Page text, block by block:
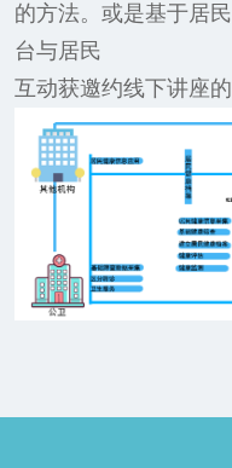
的方法。或是基于居
台与居民
互动获邀约线下讲座